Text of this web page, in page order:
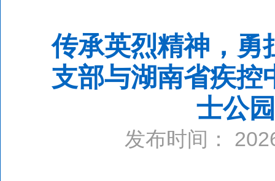
传承英烈精神，
支部与湖南省疾控
士公
发布时间：